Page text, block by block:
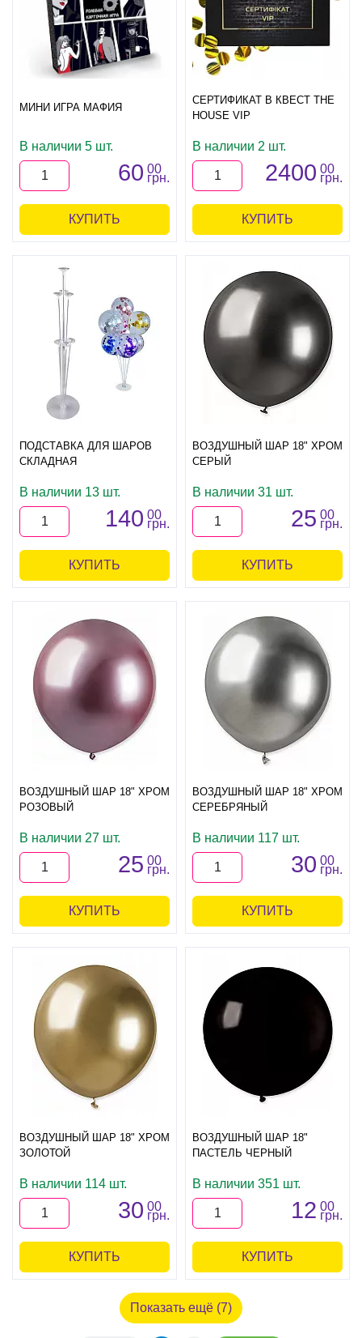
МИНИ ИГРА МАФИЯ
В наличии 5 шт.
60 00
грн.
КУПИТЬ
СЕРТИФИКАТ В КВЕСТ THE
HOUSE VIP
В наличии 2 шт.
2400 00
грн.
КУПИТЬ
ПОДСТАВКА ДЛЯ ШАРОВ
СКЛАДНАЯ
В наличии 13 шт.
140 00
грн.
КУПИТЬ
ВОЗДУШНЫЙ ШАР 18" ХРОМ
СЕРЫЙ
В наличии 31 шт.
25 00
грн.
КУПИТЬ
ВОЗДУШНЫЙ ШАР 18" ХРОМ
РОЗОВЫЙ
В наличии 27 шт.
25 00
грн.
КУПИТЬ
ВОЗДУШНЫЙ ШАР 18" ХРОМ
СЕРЕБРЯНЫЙ
В наличии 117 шт.
30 00
грн.
КУПИТЬ
ВОЗДУШНЫЙ ШАР 18" ХРОМ
ЗОЛОТОЙ
В наличии 114 шт.
30 00
грн.
КУПИТЬ
ВОЗДУШНЫЙ ШАР 18"
ПАСТЕЛЬ ЧЕРНЫЙ
В наличии 351 шт.
12 00
грн.
КУПИТЬ
Показать ещё (7)